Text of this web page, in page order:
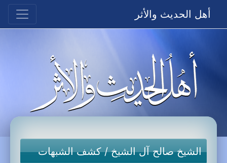
أهل الحديث والأثر
الشيخ صالح آل الشيخ/كشف الشبهات